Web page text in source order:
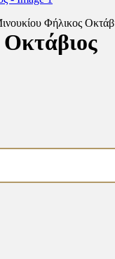
Φήλικος